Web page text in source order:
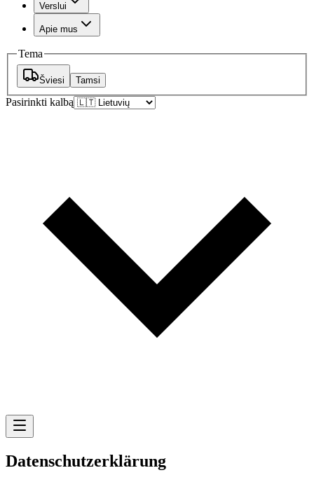
Verslui
Apie mus
Tema
Šviesi Tamsi
Pasirinkti kalbą
Datenschutzerklärung